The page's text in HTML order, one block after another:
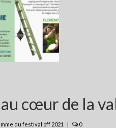
cœur de la
du festival off 2021 | 0